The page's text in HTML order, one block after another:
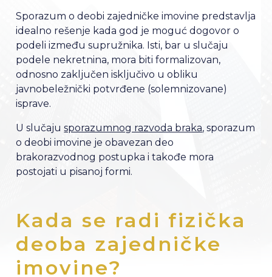
Sporazum o deobi zajedničke imovine predstavlja
idealno rešenje kada god je moguć dogovor o
podeli između supružnika. Isti, bar u slučaju
podele nekretnina, mora biti formalizovan,
odnosno zaključen isključivo u obliku
javnobeležnički potvrđene (solemnizovane)
isprave.
U slučajusporazumnog razvoda braka, sporazum
o deobi imovine je obavezan deo
brakorazvodnog postupka i takođe mora
postojati u pisanoj formi.
Kada se radi fizička
deoba zajedničke
imovine?